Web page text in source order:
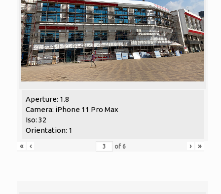
Aperture: 1.8
Camera: iPhone 11 Pro Max
Iso: 32
Orientation: 1
«
‹ of 6 › »